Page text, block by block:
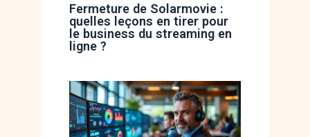
Fermeture de Solarmovie :
quelles leçons en tirer pour
le business du streaming en
ligne ?